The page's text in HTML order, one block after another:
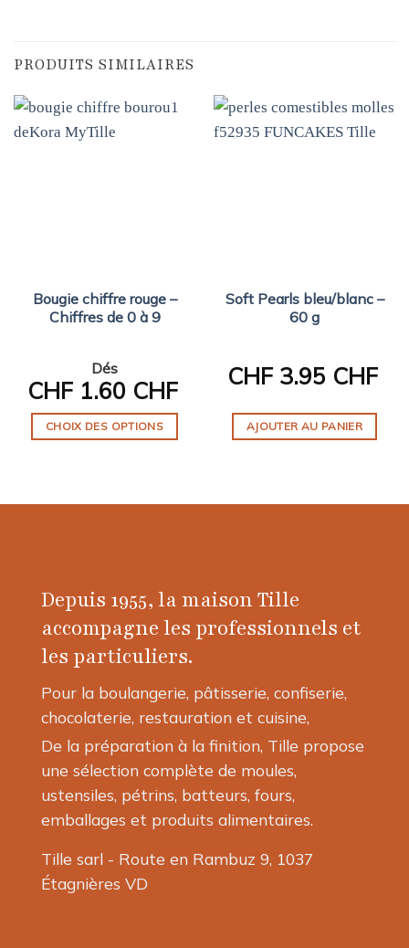
PRODUITS SIMILAIRES
Bougie chiffre rouge –
Chiffres de 0 à 9
Dés
CHF1.60 CHF
CHOIX DES OPTIONS
peuvent
choisies
sur
page
du
produit
Soft Pearls bleu/blanc –
60 g
CHF3.95 CHF
AJOUTER AU PANIER
Depuis 1955, la maison Tille
accompagne les professionnels et
les particuliers.
Pour la boulangerie, pâtisserie, confiserie,
chocolaterie, restauration et cuisine,
De la préparation à la finition, Tille propose
une sélection complète de moules,
ustensiles, pétrins, batteurs, fours,
emballages et produits alimentaires.
Tille sarl - Route en Rambuz 9, 1037
Étagnières VD